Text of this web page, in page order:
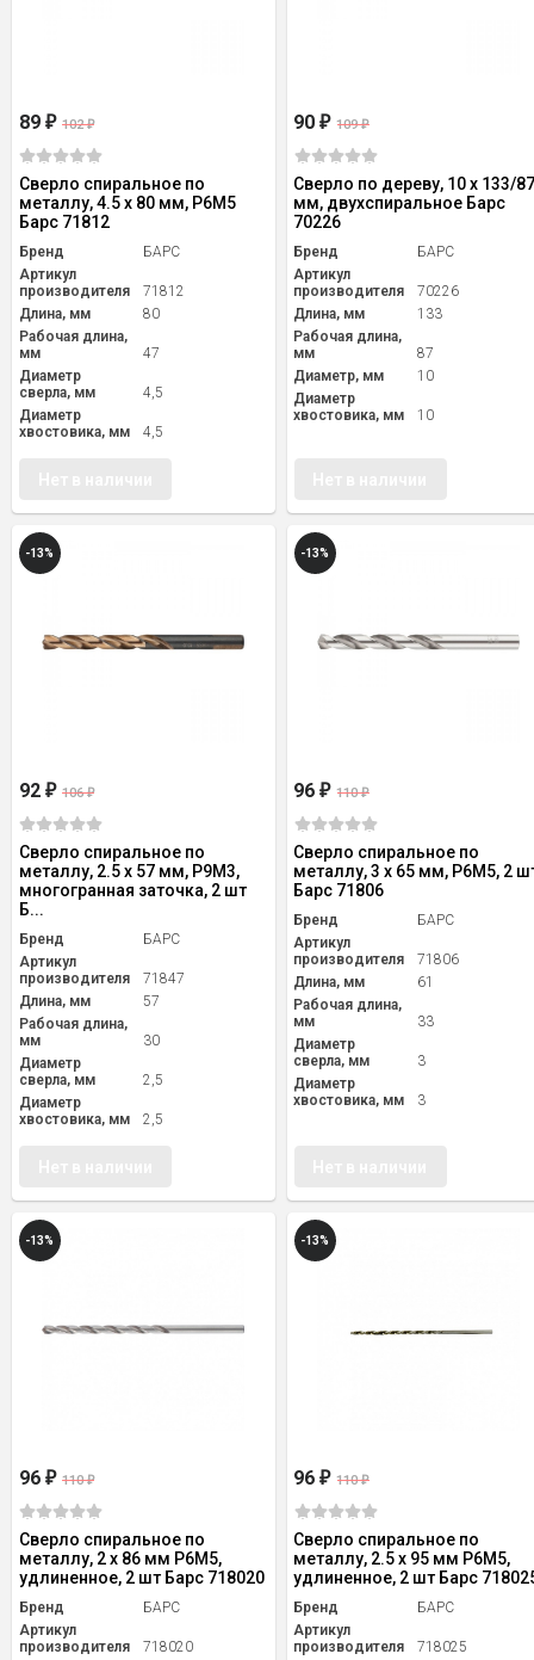
89 ₽ 102₽
Сверло спиральное по
металлу, 4.5 x 80 мм, Р6М5
Барс 71812
Бренд
БАРС
Артикул
производителя
71812
Длина, мм
80
Рабочая длина,
мм
47
Диаметр
сверла, мм
4,5
Диаметр
хвостовика, мм
4,5
90₽ 109₽
Сверло по дереву, 10 х 133/
мм, двухспиральное Барс
70226
Бренд
БАРС
Артикул
производителя
70226
Длина, мм
133
Рабочая длина,
мм
87
Диаметр, мм
10
Диаметр
хвостовика, мм
10
-13%
92 ₽ 106₽
Сверло спиральное по
металлу, 2.5 x 57 мм, Р9М3,
многогранная заточка, 2 шт
Б...
Бренд
БАРС
Артикул
производителя
71847
Длина, мм
57
Рабочая длина,
мм
30
Диаметр
сверла, мм
2,5
Диаметр
хвостовика, мм
2,5
-13%
96₽ 110₽
Сверло спиральное по
металлу, 3 x 65 мм, Р6М5, 2
Барс 71806
Бренд
БАРС
Артикул
производителя
71806
Длина, мм
61
Рабочая длина,
мм
33
Диаметр
сверла, мм
3
Диаметр
хвостовика, мм
3
-13%
96 ₽ 110₽
Сверло спиральное по
металлу, 2 х 86 мм Р6М5,
удлиненное, 2 шт Барс 718020
Бренд
БАРС
Артикул
производителя
718020
-13%
96₽ 110₽
Сверло спиральное по
металлу, 2.5 х 95 мм Р6М5,
удлиненное, 2 шт Барс
Бренд
БАРС
Артикул
производителя
718025